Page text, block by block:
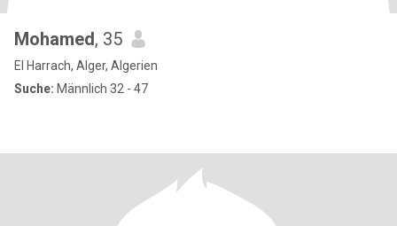
Mohamed, 35
El Harrach, Alger, Algerien
Suche: Männlich 32 - 47